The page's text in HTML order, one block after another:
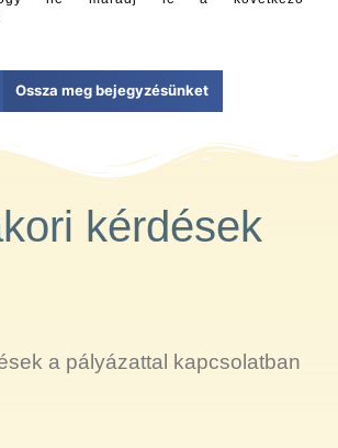
Ossza meg bejegyzésünket
kérdések
a pályázattal kapcsolatban